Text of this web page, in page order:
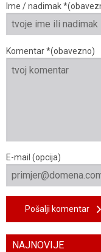
Ime / nadimak
Komentar *(obavezno)
E-mail (opcija)
Pošalji komentar
NAJNOVIJE